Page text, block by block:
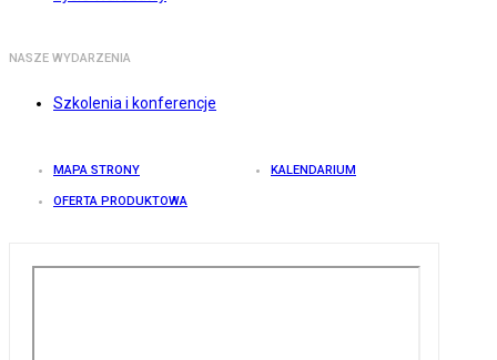
NASZE WYDARZENIA
Szkolenia i konferencje
MAPA STRONY KALENDARIUM
OFERTA PRODUKTOWA